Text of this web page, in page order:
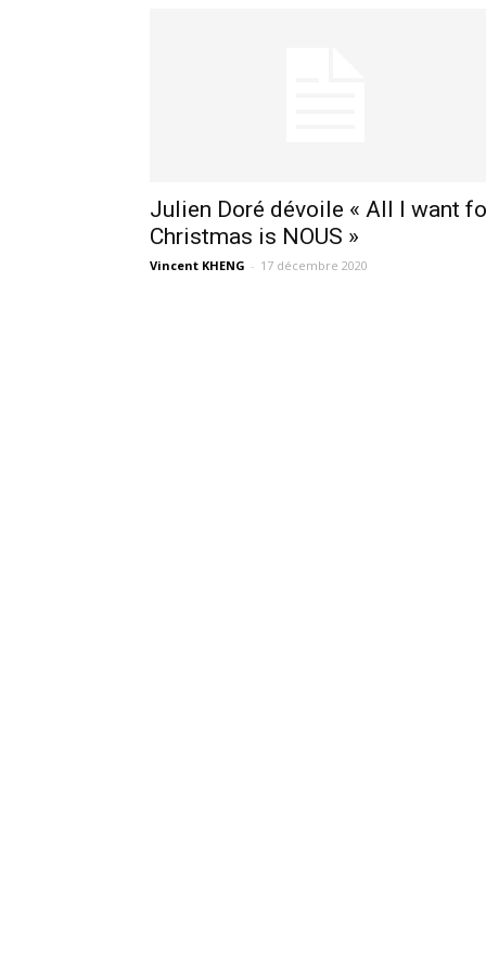
Julien Doré dévoile « All I want
Christmas is NOUS »
Vincent KHENG - 17 décembre 2020